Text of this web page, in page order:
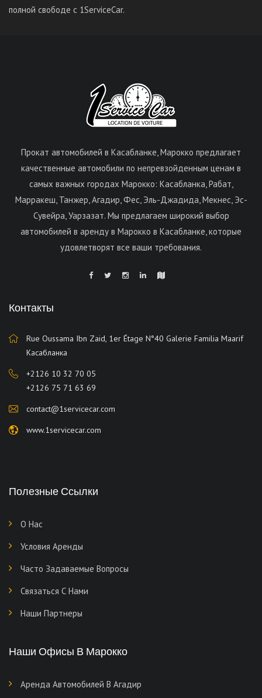
полной свободе с 1ServiceCar.
Прокат автомобилей в Касабланке, Марокко предлагает
качественные автомобили по непревзойденным ценам в
самых важных городах Марокко: Касабланка, Рабат,
Марракеш, Танжер, Агадир, Фес, Эль-Джадида, Мекнес, Эс-
Сувейра, Уарзазат. Мы предлагаем широкий выбор
автомобилей в аренду в Марокко в Касабланке, которые
удовлетворят все ваши требования.
Контакты
Rue Oussama Ibn Zaid, 1er Étage N°40 Galerie Familia Maarif
Касабланка
+2126 10 32 70 05
+2126 75 71 63 69
contact@1servicecar.com
www.1servicecar.com
Полезные Ссылки
О Нас
Условия Аренды
Часто Задаваемые Вопросы
Связаться С Нами
Наши Партнеры
Наши Офисы В Марокко
Аренда Автомобилей В Агадир